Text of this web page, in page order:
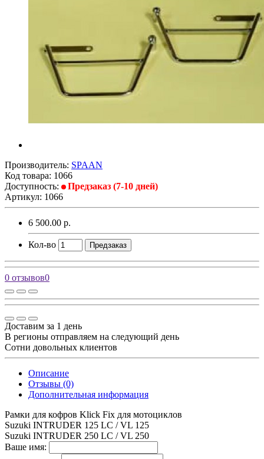
Производитель: SPAAN
Код товара: 1066
Доступность:
Предзаказ (7-10 дней)
Артикул: 1066
6 500.00 р.
Кол-во Предзаказ
0 отзывов0
Доставим за 1 день
В регионы отправляем на следующий день
Сотни довольных клиентов
Описание
Отзывы (0)
Дополнительная информация
Рамки для кофров Klick Fix для мотоциклов
Suzuki INTRUDER 125 LC / VL 125
Suzuki INTRUDER 250 LC / VL 250
Ваше имя: